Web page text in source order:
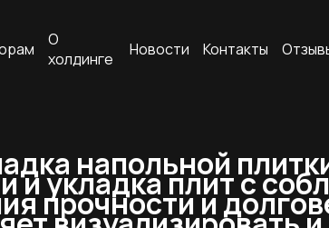
О
холдинге
Новости Контакты
напольной
и укладка плит с
прочности и